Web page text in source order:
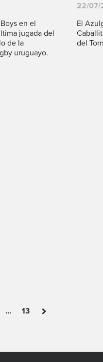
en el
jugada del
de la
uruguayo.
22/07/
El
del
... 13